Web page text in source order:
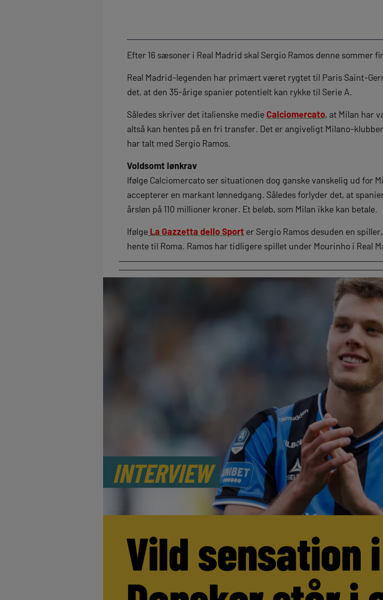
Efter 16 sæsoner i Real Madrid skal Sergio Ramos denne sommer
Real Madrid-legenden har primært været rygtet til Paris Saint-
det, at den 35-årige spanier potentielt kan rykke til Serie A.
Således skriver det italienske medieCalciomercato, at Milan har
altså kan hentes på en fri transfer. Det er angiveligt Milano-
har talt med Sergio Ramos.
Voldsomt lønkrav
Ifølge Calciomercato ser situationen dog ganske vanskelig ud for
accepterer en markant lønnedgang. Således forlyder det, at
årsløn på 110 millioner kroner. Et beløb, som Milan ikke kan betale.
Ifølge La Gazzetta dello Sport er Sergio Ramos desuden en
hente til Roma. Ramos har tidligere spillet under Mourinho i Real
INTERVIEW
Vild sensation